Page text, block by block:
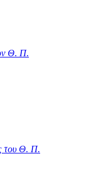
Θ. Π.
του Θ. Π.